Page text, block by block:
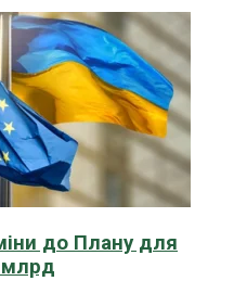
до Плану для
млрд